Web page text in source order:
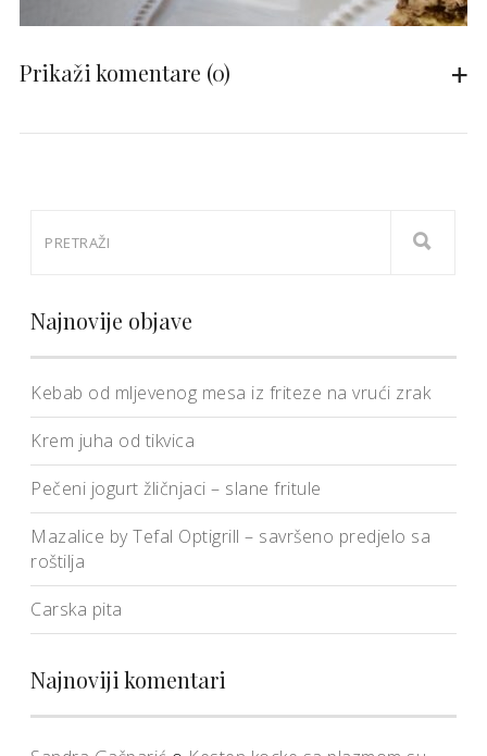
Prikaži komentare (0)
Najnovije objave
Kebab od mljevenog mesa iz friteze na vrući zrak
Krem juha od tikvica
Pečeni jogurt žličnjaci – slane fritule
Mazalice by Tefal Optigrill – savršeno predjelo sa
roštilja
Carska pita
Najnoviji komentari